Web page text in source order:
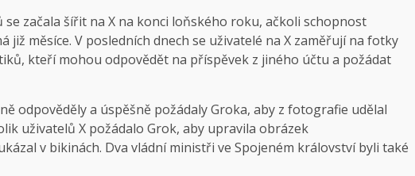
začala šířit na X na konci loňského roku, ačkoli schopnost
již měsíce. V posledních dnech se uživatelé na X zaměřují na fotky
kteří mohou odpovědět na příspěvek z jiného účtu a požádat
odpověděly a úspěšně požádaly Groka, aby z fotografie udělal
uživatelů X požádalo Grok, aby upravila obrázek
v bikinách. Dva vládní ministři ve Spojeném království byli také